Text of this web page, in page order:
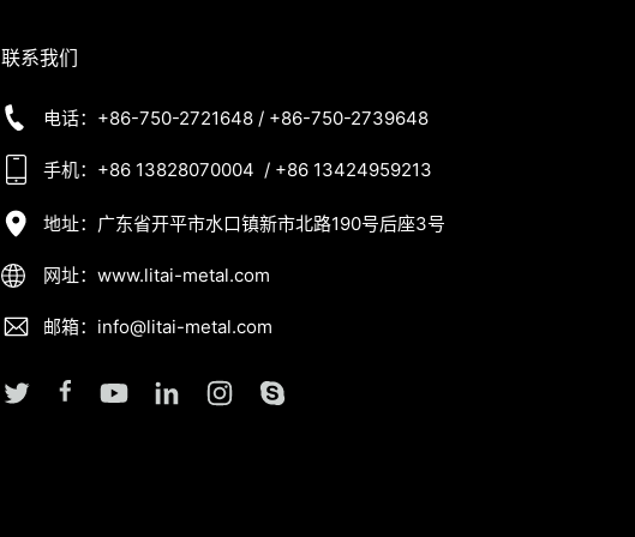
联系我们
电话：+86-750-2721648 / +86-750-2739648
手机：+86 13828070004 / +86 13424959213
地址：广东省开平市水口镇新市北路190号后座3号
网址：www.litai-metal.com
邮箱：info@litai-metal.com